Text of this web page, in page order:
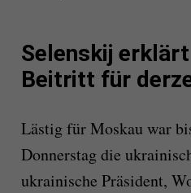
Selenskij
Beitritt für
Lästig für Moskau war
Donnerstag die
ukrainische Präsident,